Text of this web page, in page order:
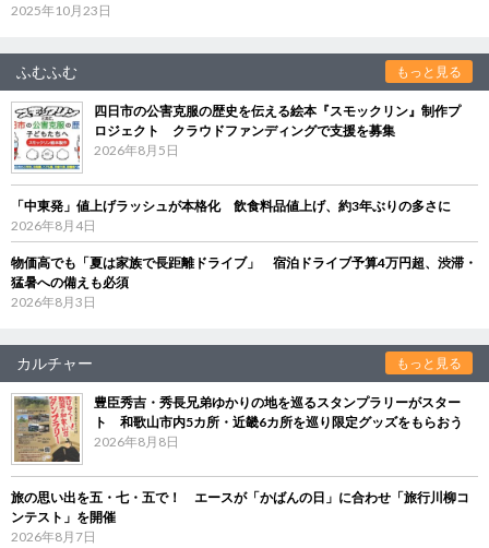
2025年10月23日
ふむふむ もっと見る
四日市の公害克服の歴史を伝える絵本『スモックリン』制作プ
ロジェクト クラウドファンディングで支援を募集
2026年8月5日
「中東発」値上げラッシュが本格化 飲食料品値上げ、約3年ぶりの多さに
2026年8月4日
物価高でも「夏は家族で長距離ドライブ」 宿泊ドライブ予算4万円超、渋滞・
猛暑への備えも必須
2026年8月3日
カルチャー もっと見る
豊臣秀吉・秀長兄弟ゆかりの地を巡るスタンプラリーがスター
ト 和歌山市内5カ所・近畿6カ所を巡り限定グッズをもらおう
2026年8月8日
旅の思い出を五・七・五で！ エースが「かばんの日」に合わせ「旅行川柳コ
ンテスト」を開催
2026年8月7日